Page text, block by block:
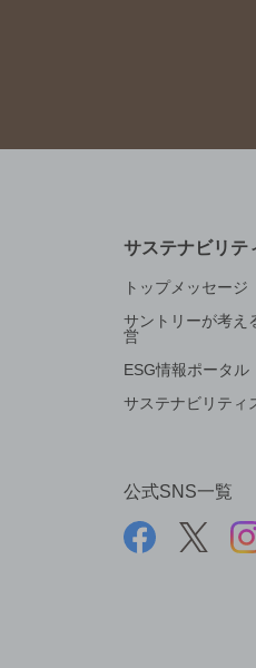
サステナビリテ
トップメッセージ
サントリーが考え
営
ESG情報ポータル
サステナビリティ
公式SNS一覧